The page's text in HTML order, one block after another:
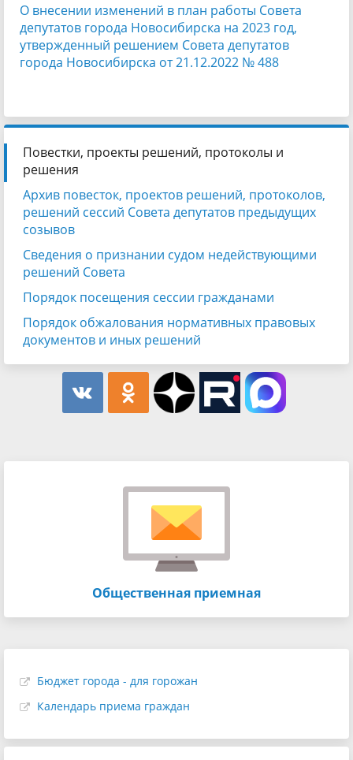
О внесении изменений в план работы Совета
депутатов города Новосибирска на 2023 год,
утвержденный решением Совета депутатов
города Новосибирска от 21.12.2022 № 488
Повестки, проекты решений, протоколы и
решения
Архив повесток, проектов решений, протоколов,
решений сессий Совета депутатов предыдущих
созывов
Сведения о признании судом недействующими
решений Совета
Порядок посещения сессии гражданами
Порядок обжалования нормативных правовых
документов и иных решений
Общественная приемная
Бюджет города - для горожан
Календарь приема граждан